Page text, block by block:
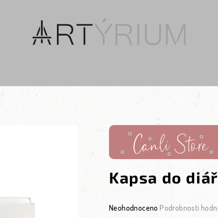
Kapsa do
Průměrné hodnocení produktu je
Neohodnoceno Podrobnosti